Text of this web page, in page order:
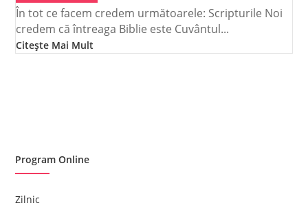
În tot ce facem credem următoarele: Scripturile Noi
credem că întreaga Biblie este Cuvântul...
Citește Mai Mult
Program Online
Zilnic